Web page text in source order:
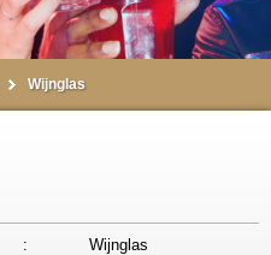
Wijnglas
: Wijnglas